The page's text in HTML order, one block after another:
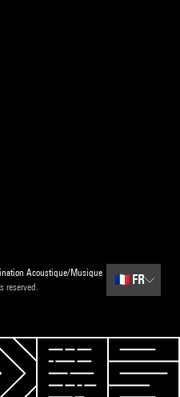
Acoustique/Musique
reserved.
🇫🇷 FR